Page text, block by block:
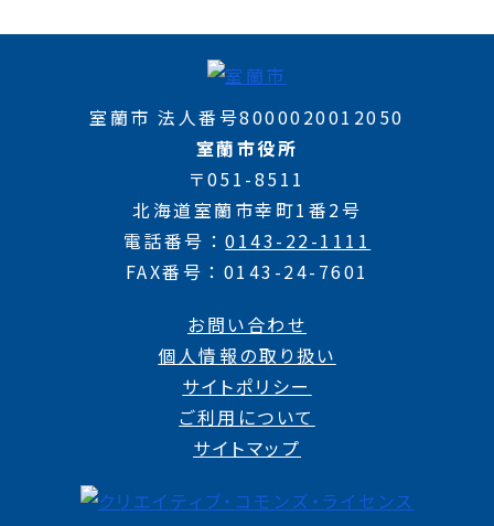
室蘭市 法人番号8000020012050
室蘭市役所
〒051-8511
北海道室蘭市幸町1番2号
電話番号
0143-22-1111
FAX番号
0143-24-7601
お問い合わせ
個人情報の取り扱い
サイトポリシー
ご利用について
サイトマップ